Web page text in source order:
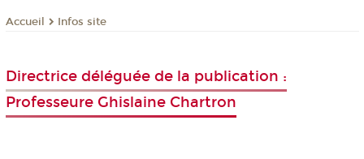
Accueil Infos site
Directrice déléguée de la publication :
Professeure Ghislaine Chartron